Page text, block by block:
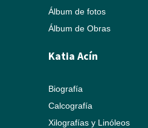
Álbum de fotos
Álbum de Obras
Katia Acín
Biografía
Calcografía
Xilografías y Linóleos